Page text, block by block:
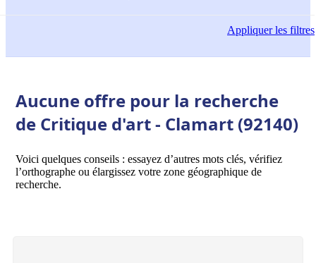
Appliquerles filtres
Aucune offre pour la recherche
de Critique d'art - Clamart (92140)
Voici quelques conseils : essayez d’autres mots clés, vérifiez
l’orthographe ou élargissez votre zone géographique de
recherche.